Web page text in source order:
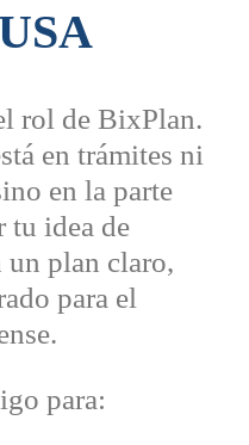
USA
rol de BixPlan.
en trámites ni
en la parte
tu idea de
un plan claro,
para el
para: